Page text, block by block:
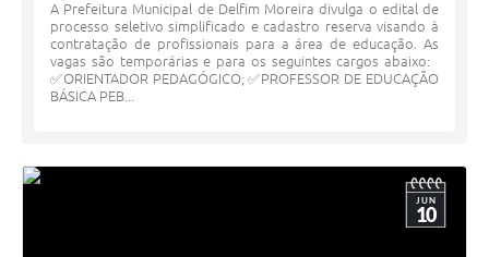
A Prefeitura Municipal de Delfim Moreira divulga o edital de
processo seletivo simplificado e cadastro reserva visando à
contratação de profissionais para a área de educação. As
vagas são temporárias e para os seguintes cargos abaixo:
✅ORIENTADOR PEDAGÓGICO; ✅PROFESSOR DE EDUCAÇÃO
BÁSICA PEB...
JUN
10